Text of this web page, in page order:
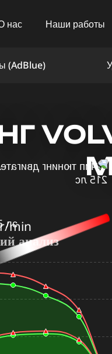
нас Наши работы
(AdBlue)
min
анализ